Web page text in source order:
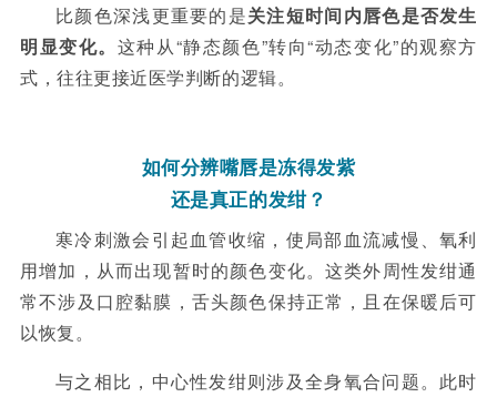
比颜色深浅更重要的是关注短时间内唇色是否发生
明显变化。 这种从“静态颜色”转向“动态变化”的观察方
式，往往更接近医学判断的逻辑。
如何分辨嘴唇是冻得发紫
还是真正的发绀？
寒冷刺激会引起血管收缩，使局部血流减慢、氧利
用增加，从而出现暂时的颜色变化。这类外周性发绀通
常不涉及口腔黏膜，舌头颜色保持正常，且在保暖后可
以恢复。
与之相比，中心性发绀则涉及全身氧合问题。此时